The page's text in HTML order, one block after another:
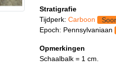
Stratigrafie
Tijdperk: Carboon
Epoch: Pennsylvaniaan
Opmerkingen
Schaalbalk = 1 cm.